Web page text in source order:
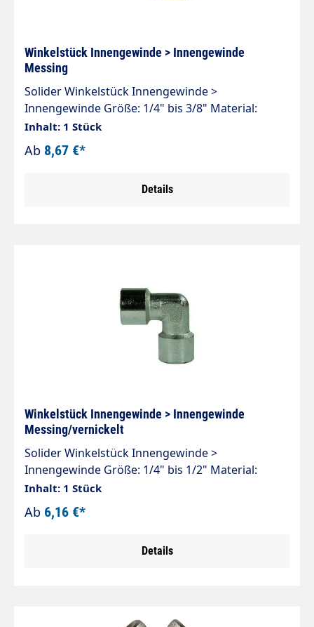
Winkelstück Innengewinde > Innengewinde
Messing
Solider Winkelstück Innengewinde >
Innengewinde Größe: 1/4" bis 3/8" Material:
Messing 350 bar
Inhalt: 1 Stück
Ab 8,67 €*
Details
Winkelstück Innengewinde > Innengewinde
Messing/vernickelt
Solider Winkelstück Innengewinde >
Innengewinde Größe: 1/4" bis 1/2" Material:
Messing/vernickelt 150 bar
Inhalt: 1 Stück
Ab 6,16 €*
Details